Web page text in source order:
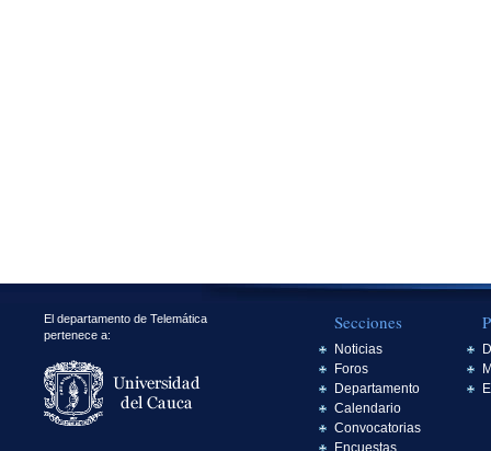
El departamento de Telemática
pertenece a:
Secciones
Noticias
Foros
Departamento
Calendario
Convocatorias
Encuestas